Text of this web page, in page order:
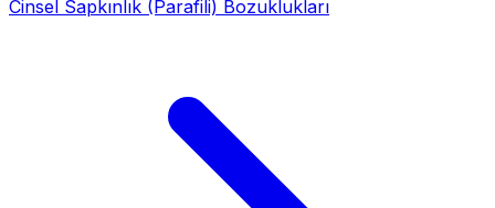
Cinsel Sapkınlık (Parafili) Bozuklukları